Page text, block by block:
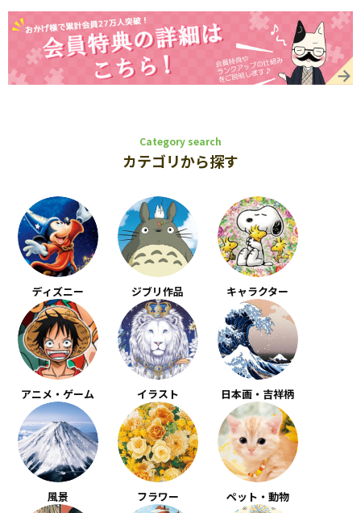
Category search
カテゴリから探す
ディズニー ジブリ作品 キャラクター
アニメ・ゲーム イラスト 日本画・吉祥柄
風景 フラワー ペット・動物